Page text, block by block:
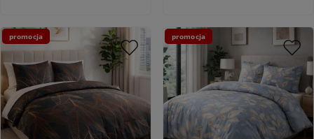
promocja promocja